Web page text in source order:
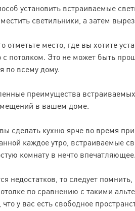
установить встраиваемые
светильники, а затем
отметьте место, где вы хотите
с потолком. Это не может быть
по всему дому.
преимущества
в вашем доме.
сделать кухню ярче во время
каждое утро, встраиваемые
комнату в нечто впечатляющее.
недостатков, то следует
по сравнению с такими
что у вас есть свободное